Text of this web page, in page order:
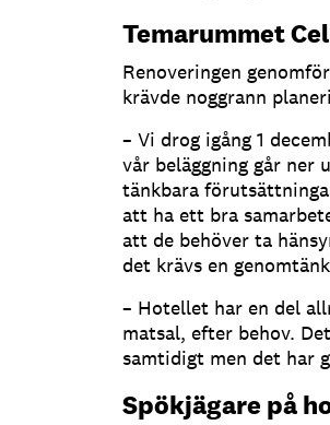
Temarummet
Renoveringen
krävde noggrann
– Vi drog igång 1
vår beläggning går ner
tänkbara
att ha ett bra
att de behöver ta
det krävs en
– Hotellet har en del
matsal, efter behov.
samtidigt men det har
Spökjägare på